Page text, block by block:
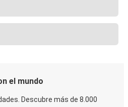
el mundo
Descubre más de 8.000